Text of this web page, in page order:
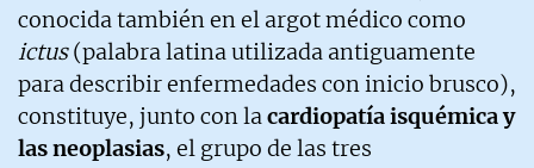
conocida también en el argot médico como
ictus(palabra latina utilizada antiguamente
para describir enfermedades con inicio brusco),
constituye, junto con lacardiopatía isquémica y
las neoplasias, el grupo de las tres